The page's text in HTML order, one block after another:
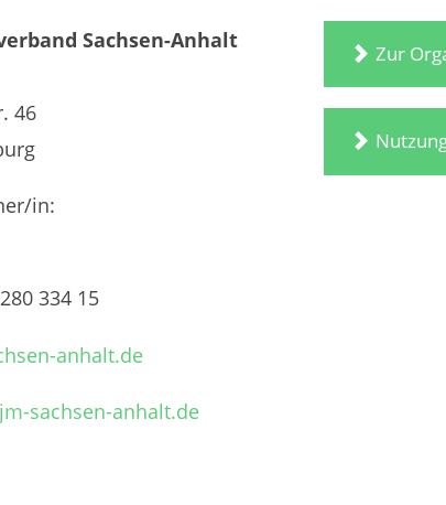
Sachsen-Anhalt
46
in:
334 15
anhalt.de
sachsen-anhalt.de
Zur